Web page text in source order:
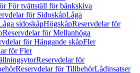
För tvättställ för bänkskiva
för SidoskåpLåga
sidoskåpHögskåpReservdelar för
Reservdelar för Mellanhöga
för Hängande skåpFler
för Fler
Reservdelar för
Reservdelar för TillbehörLådinsatser